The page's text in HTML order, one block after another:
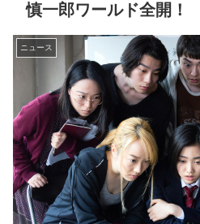
慎一郎ワールド全開！
ニュース